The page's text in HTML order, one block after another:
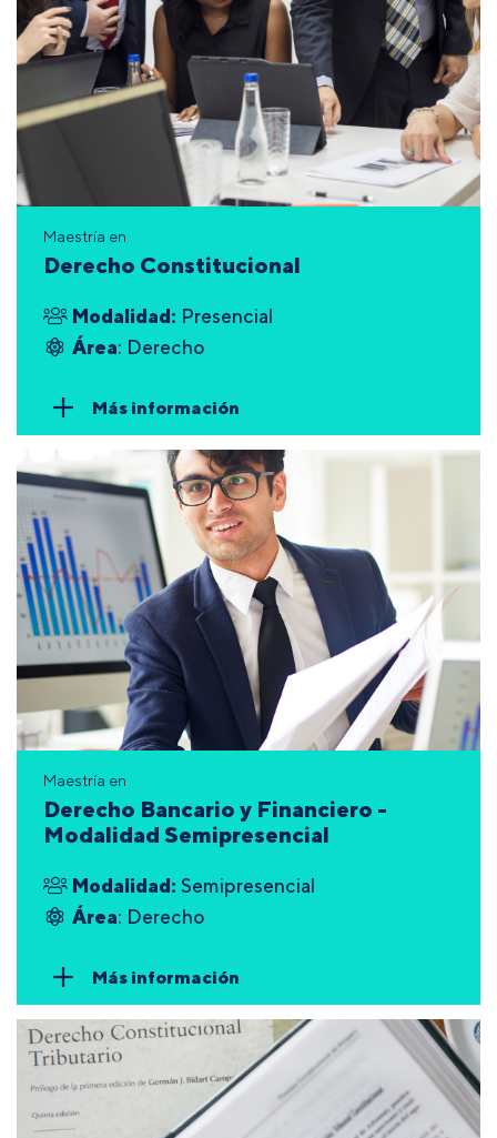
Maestría en
Derecho Constitucional
Modalidad: Presencial
Área: Derecho
Más información
Maestría en
Derecho Bancario y Financiero -
Modalidad Semipresencial
Modalidad: Semipresencial
Área: Derecho
Más información